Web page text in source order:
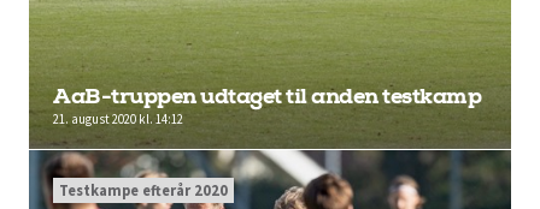
AaB-truppen udtaget til anden testkamp
21. august 2020 kl. 14:12
Testkampe efterår 2020